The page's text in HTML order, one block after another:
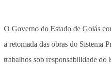
O Governo do Estado de Goiás
a retomada das obras do Sistema
trabalhos sob responsabilidade